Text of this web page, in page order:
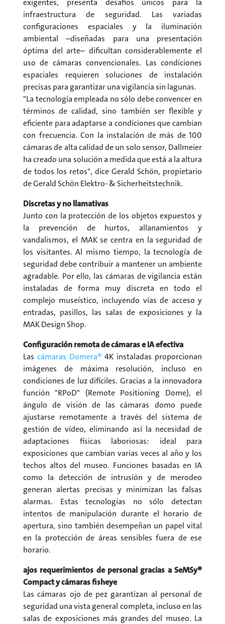
exigentes, presenta desafíos únicos para la
infraestructura de seguridad. Las variadas
configuraciones espaciales y la iluminación
ambiental –diseñadas para una presentación
óptima del arte– dificultan considerablemente el
uso de cámaras convencionales. Las condiciones
espaciales requieren soluciones de instalación
precisas para garantizar una vigilancia sin lagunas.
"La tecnología empleada no sólo debe convencer en
términos de calidad, sino también ser flexible y
eficiente para adaptarse a condiciones que cambian
con frecuencia. Con la instalación de más de 100
cámaras de alta calidad de un solo sensor, Dallmeier
ha creado una solución a medida que está a la altura
de todos los retos", dice Gerald Schön, propietario
de Gerald Schön Elektro- & Sicherheitstechnik.
Discretas y no llamativas
Junto con la protección de los objetos expuestos y
la prevención de hurtos, allanamientos y
vandalismos, el MAK se centra en la seguridad de
los visitantes. Al mismo tiempo, la tecnología de
seguridad debe contribuir a mantener un ambiente
agradable. Por ello, las cámaras de vigilancia están
instaladas de forma muy discreta en todo el
complejo museístico, incluyendo vías de acceso y
entradas, pasillos, las salas de exposiciones y la
MAK Design Shop.
Configuración remota de cámaras e IA efectiva
Las cámaras Domera® 4K instaladas proporcionan
imágenes de máxima resolución, incluso en
condiciones de luz difíciles. Gracias a la innovadora
función "RPoD" (Remote Positioning Dome), el
ángulo de visión de las cámaras domo puede
ajustarse remotamente a través del sistema de
gestión de vídeo, eliminando así la necesidad de
adaptaciones físicas laboriosas: ideal para
exposiciones que cambian varias veces al año y los
techos altos del museo. Funciones basadas en IA
como la detección de intrusión y de merodeo
generan alertas precisas y minimizan las falsas
alarmas. Estas tecnologías no sólo detectan
intentos de manipulación durante el horario de
apertura, sino también desempeñan un papel vital
en la protección de áreas sensibles fuera de ese
horario.
ajos requerimientos de personal gracias a SeMSy®
Compact y cámaras fisheye
Las cámaras ojo de pez garantizan al personal de
seguridad una vista general completa, incluso en las
salas de exposiciones más grandes del museo. La